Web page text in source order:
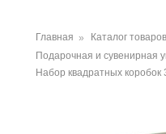
Главная
Каталог товаров
Подарочная и сувенирная
Набор квадратных коробок